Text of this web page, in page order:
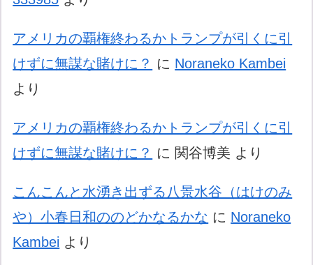
アメリカの覇権終わるかトランプが引くに引
けずに無謀な賭けに？ に Noraneko Kambei
より
アメリカの覇権終わるかトランプが引くに引
けずに無謀な賭けに？ に 関谷博美 より
こんこんと水湧き出ずる八景水谷（はけのみ
や）小春日和ののどかなるかな に Noraneko
Kambei より